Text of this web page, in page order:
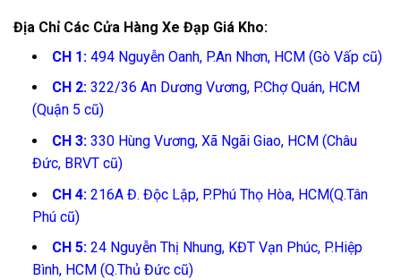
Địa Chỉ Các Cửa Hàng Xe Đạp Giá Kho:
CH 1:494 Nguyễn Oanh, P.An Nhơn, HCM (Gò Vấp cũ)
CH 2:322/36 An Dương Vương, P.Chợ Quán, HCM
(Quận 5 cũ)
CH 3:330 Hùng Vương, Xã Ngãi Giao, HCM (Châu
Đức, BRVT cũ)
CH 4:216A Đ. Độc Lập, P.Phú Thọ Hòa, HCM(Q.Tân
Phú cũ)
CH 5:24 Nguyễn Thị Nhung, KĐT Vạn Phúc, P.Hiệp
Bình, HCM (Q.Thủ Đức cũ)